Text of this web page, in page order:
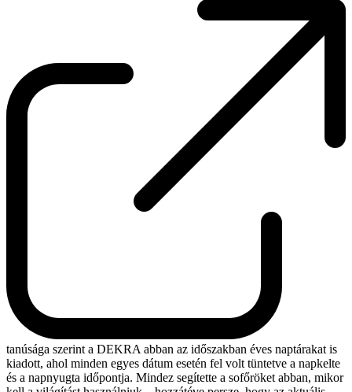
tanúsága szerint a DEKRA abban az időszakban éves naptárakat is
kiadott, ahol minden egyes dátum esetén fel volt tüntetve a napkelte
és a napnyugta időpontja. Mindez segítette a sofőröket abban, mikor